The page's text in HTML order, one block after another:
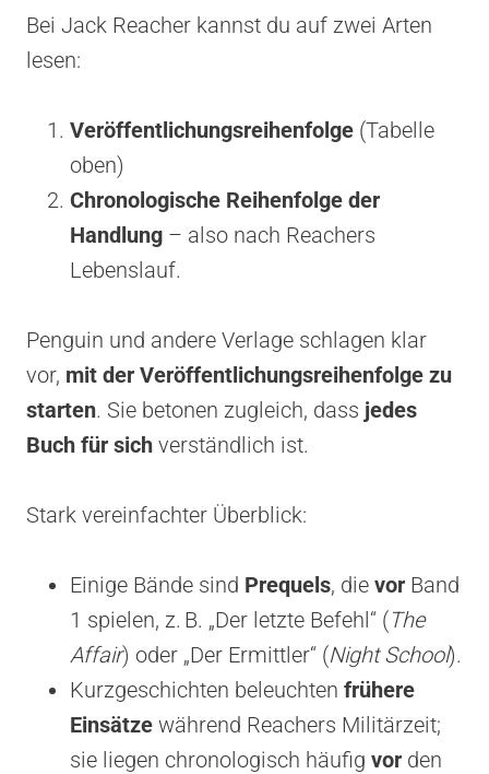
Bei Jack Reacher kannst du auf zwei Arten
lesen:
Veröffentlichungsreihenfolge (Tabelle
oben)
Chronologische Reihenfolge der
Handlung – also nach Reachers
Lebenslauf.
Penguin und andere Verlage schlagen klar
vor, mit der Veröffentlichungsreihenfolge zu
starten. Sie betonen zugleich, dass jedes
Buch für sich verständlich ist.
Stark vereinfachter Überblick:
Einige Bände sind Prequels, die vor Band
1 spielen, z. B. „Der letzte Befehl“ (The
Affair) oder „Der Ermittler“ (Night School).
Kurzgeschichten beleuchten frühere
Einsätze während Reachers Militärzeit;
sie liegen chronologisch häufig vor den